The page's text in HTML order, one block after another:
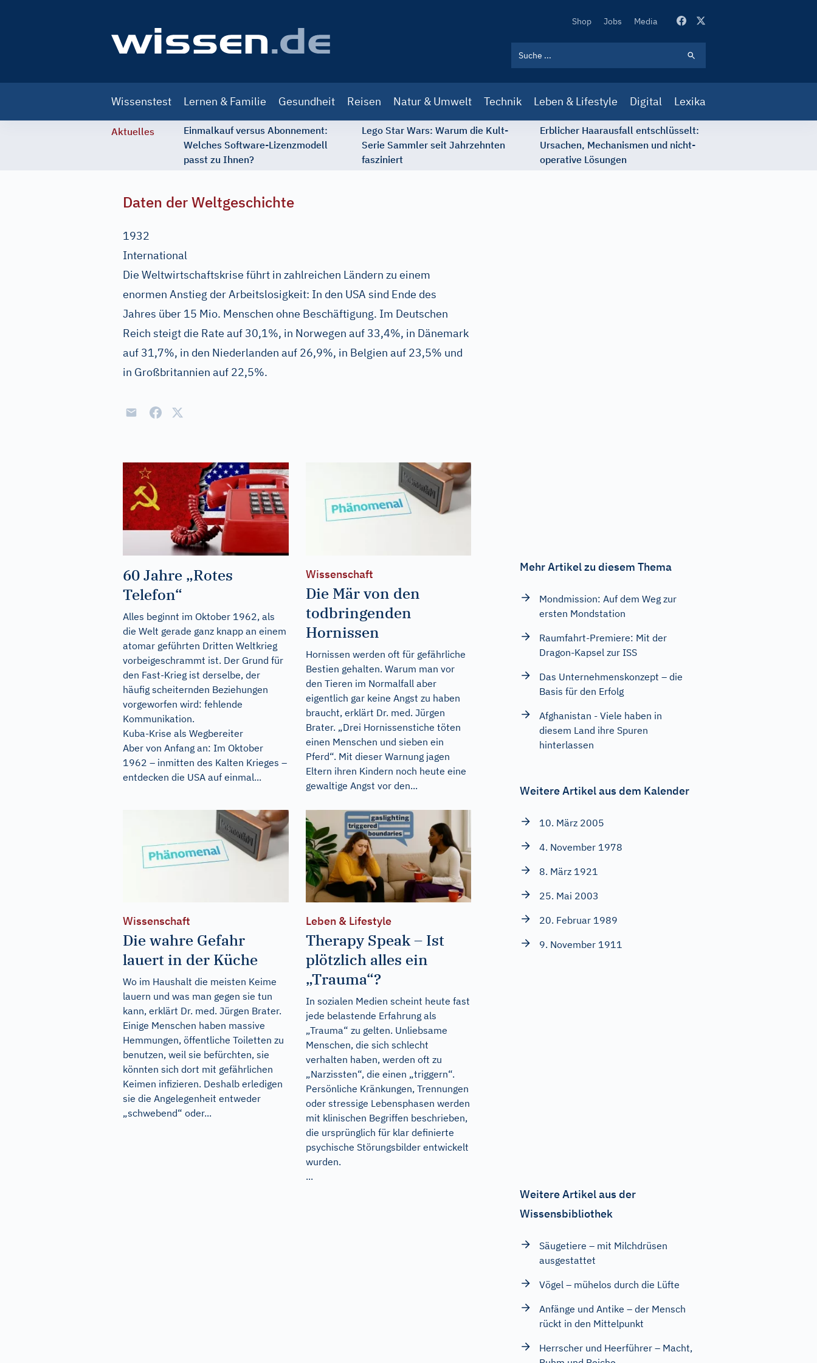
Secondary
Shop Jobs Media
navigation
Wissenstest Lernen & Familie Gesundheit Reisen Natur & Umwelt Technik Leben & Lifestyle Digital Lexika
Aktuelles
Einmalkauf versus Abonnement:
Welches Software-Lizenzmodell
passt zu Ihnen?
Lego Star Wars: Warum die Kult-
Serie Sammler seit Jahrzehnten
fasziniert
Erblicher Haarausfall entschlüsselt:
Ursachen, Mechanismen und nicht-
operative Lösungen
Daten der Weltgeschichte
1932
International
Die Weltwirtschaftskrise führt in zahlreichen Ländern zu einem
enormen Anstieg der Arbeitslosigkeit: In den USA sind Ende des
Jahres über 15 Mio. Menschen ohne Beschäftigung. Im Deutschen
Reich steigt die Rate auf 30,1%, in Norwegen auf 33,4%, in Dänemark
auf 31,7%, in den Niederlanden auf 26,9%, in Belgien auf 23,5% und
in Großbritannien auf 22,5%.
60 Jahre „Rotes
Telefon“
Alles beginnt im Oktober 1962, als
die Welt gerade ganz knapp an einem
atomar geführten Dritten Weltkrieg
vorbeigeschrammt ist. Der Grund für
den Fast-Krieg ist derselbe, der
häufig scheiternden Beziehungen
vorgeworfen wird: fehlende
Kommunikation.
Kuba-Krise als Wegbereiter
Aber von Anfang an: Im Oktober
1962 – inmitten des Kalten Krieges –
entdecken die USA auf einmal...
Wissenschaft
Die Mär von den
todbringenden
Hornissen
Hornissen werden oft für gefährliche
Bestien gehalten. Warum man vor
den Tieren im Normalfall aber
eigentlich gar keine Angst zu haben
braucht, erklärt Dr. med. Jürgen
Brater. „Drei Hornissenstiche töten
einen Menschen und sieben ein
Pferd“. Mit dieser Warnung jagen
Eltern ihren Kindern noch heute eine
gewaltige Angst vor den...
Wissenschaft
Die wahre Gefahr
lauert in der Küche
Wo im Haushalt die meisten Keime
lauern und was man gegen sie tun
kann, erklärt Dr. med. Jürgen Brater.
Einige Menschen haben massive
Hemmungen, öffentliche Toiletten zu
benutzen, weil sie befürchten, sie
könnten sich dort mit gefährlichen
Keimen infizieren. Deshalb erledigen
sie die Angelegenheit entweder
„schwebend“ oder...
Leben & Lifestyle
Therapy Speak – Ist
plötzlich alles ein
„Trauma“?
In sozialen Medien scheint heute fast
jede belastende Erfahrung als
„Trauma“ zu gelten. Unliebsame
Menschen, die sich schlecht
verhalten haben, werden oft zu
„Narzissten“, die einen „triggern“.
Persönliche Kränkungen, Trennungen
oder stressige Lebensphasen werden
mit klinischen Begriffen beschrieben,
die ursprünglich für klar definierte
psychische Störungsbilder entwickelt
wurden.
...
Mehr Artikel zu diesem Thema
Mondmission: Auf dem Weg zur
ersten Mondstation
Raumfahrt-Premiere: Mit der
Dragon-Kapsel zur ISS
Das Unternehmenskonzept – die
Basis für den Erfolg
Afghanistan - Viele haben in
diesem Land ihre Spuren
hinterlassen
Weitere Artikel aus dem Kalender
10. März 2005
4. November 1978
8. März 1921
25. Mai 2003
20. Februar 1989
9. November 1911
Weitere Artikel aus der
Wissensbibliothek
Säugetiere – mit Milchdrüsen
ausgestattet
Vögel – mühelos durch die Lüfte
Anfänge und Antike – der Mensch
rückt in den Mittelpunkt
Herrscher und Heerführer – Macht,